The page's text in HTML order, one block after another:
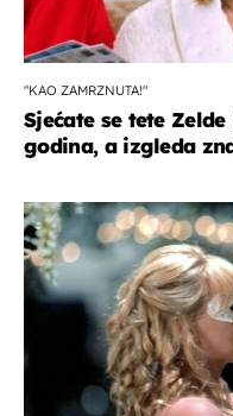
"KAO ZAMRZNUTA!"
Sjećate se tete
godina, a izgleda